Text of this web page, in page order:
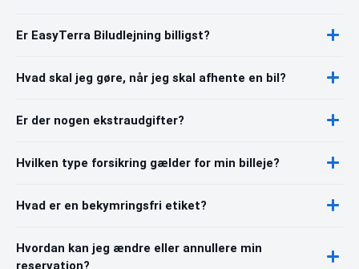
Er EasyTerra Biludlejning billigst?
Hvad skal jeg gøre, når jeg skal afhente en bil?
Er der nogen ekstraudgifter?
Hvilken type forsikring gælder for min billeje?
Hvad er en bekymringsfri etiket?
Hvordan kan jeg ændre eller annullere min
reservation?